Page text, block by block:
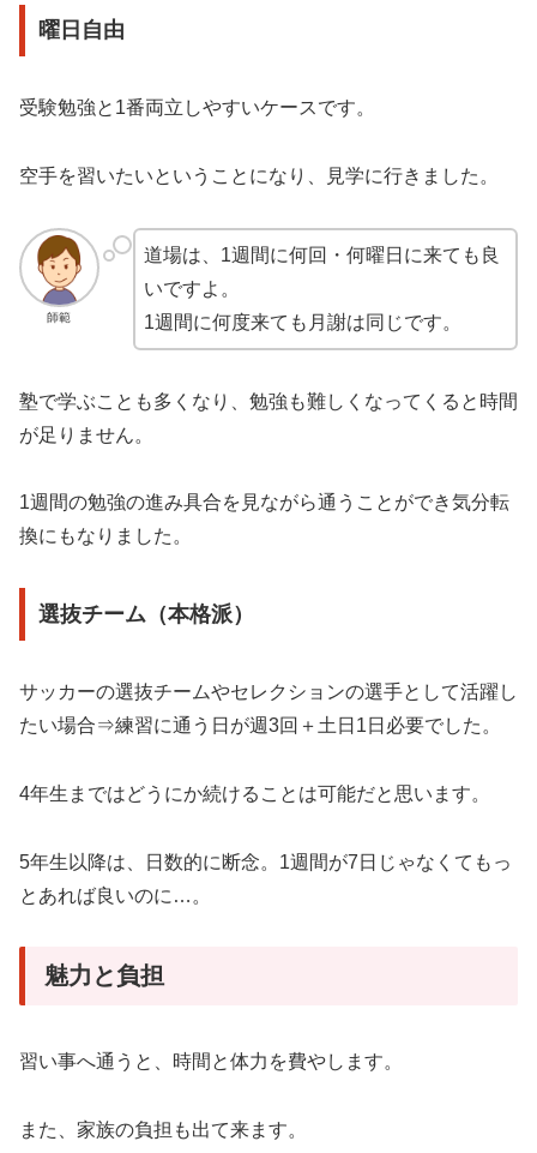
曜日自由
受験勉強と1番両立しやすいケースです。
空手を習いたいということになり、見学に行きました。
師範
道場は、1週間に何回・何曜日に来ても良
いですよ。
1週間に何度来ても月謝は同じです。
塾で学ぶことも多くなり、勉強も難しくなってくると時間
が足りません。
1週間の勉強の進み具合を見ながら通うことができ気分転
換にもなりました。
選抜チーム（本格派）
サッカーの選抜チームやセレクションの選手として活躍し
たい場合⇒練習に通う日が週3回＋土日1日必要でした。
4年生まではどうにか続けることは可能だと思います。
5年生以降は、日数的に断念。1週間が7日じゃなくてもっ
とあれば良いのに…。
魅力と負担
習い事へ通うと、時間と体力を費やします。
また、家族の負担も出て来ます。